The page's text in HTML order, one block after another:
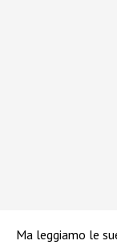
Ma leggiamo le